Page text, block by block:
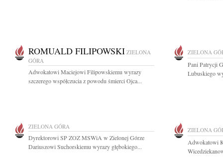
ROMUALD FILIPOWSKI ZIELONA
GÓRA
Adwokatowi Maciejowi Filipowskiemu wyrazy
szczerego współczucia z powodu śmierci Ojca...
ZIELONA
Pani Patrycji
Lubuskiego
ZIELONA GÓRA
Dyrektorowi SP ZOZ MSWiA w Zielonej Górze
Dariuszowi Suchorskiemu wyrazy głębokiego...
ZIELONA
Adwokatowi